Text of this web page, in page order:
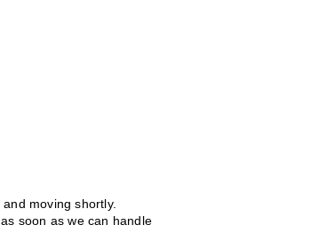
moving shortly.
soon as we can handle